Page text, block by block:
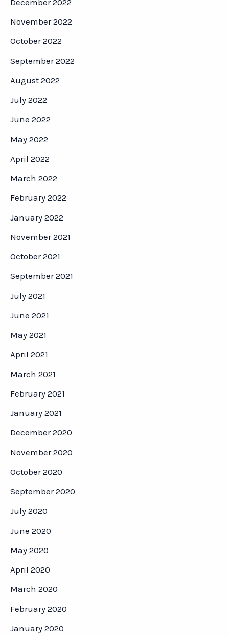
November 2022
October 2022
September 2022
August 2022
July 2022
June 2022
May 2022
April 2022
March 2022
February 2022
January 2022
November 2021
October 2021
September 2021
July 2021
June 2021
May 2021
April 2021
March 2021
February 2021
January 2021
December 2020
November 2020
October 2020
September 2020
July 2020
June 2020
May 2020
April 2020
March 2020
February 2020
January 2020